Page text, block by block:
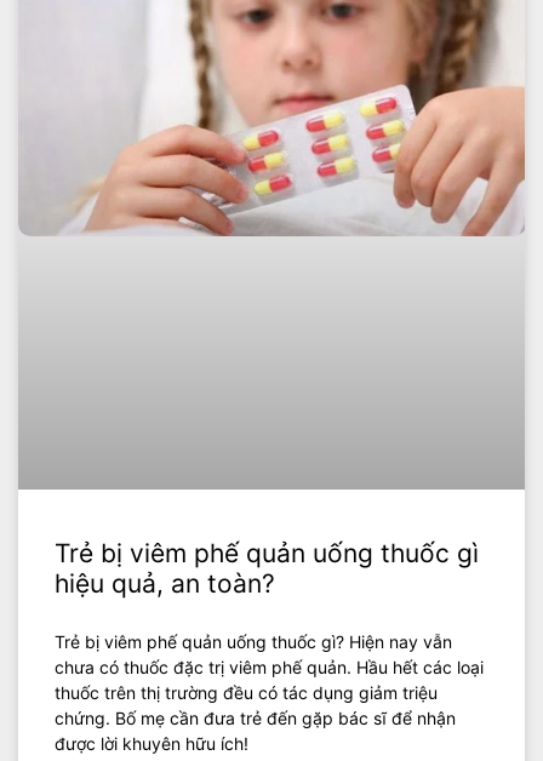
Trẻ bị viêm phế quản uống thuốc gì
hiệu quả, an toàn?
Trẻ bị viêm phế quản uống thuốc gì? Hiện nay vẫn
chưa có thuốc đặc trị viêm phế quản. Hầu hết các loại
thuốc trên thị trường đều có tác dụng giảm triệu
chứng. Bố mẹ cần đưa trẻ đến gặp bác sĩ để nhận
được lời khuyên hữu ích!